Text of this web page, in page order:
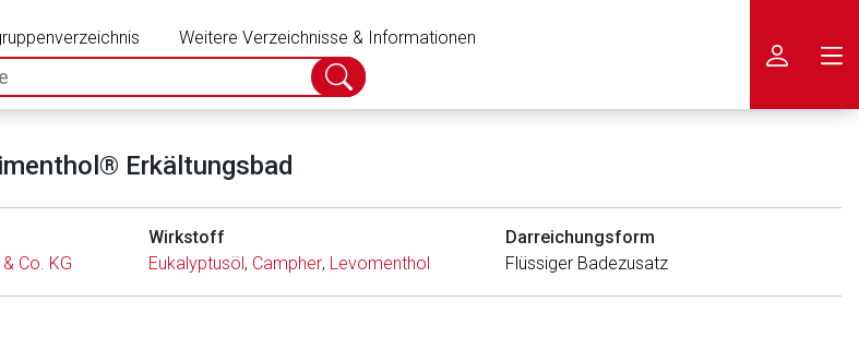
Weitere Verzeichnisse & Informationen
Suche
abschicken
Erkältungsbad
Co. KG
Wirkstoff
Eukalyptusöl, Campher, Levomenthol
Darreichungsform
Flüssiger Badezusatz